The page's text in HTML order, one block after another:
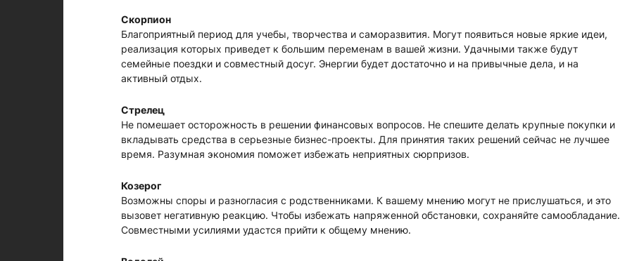
Скорпион
Благоприятный период для учебы, творчества и саморазвития. Могут появиться новые яркие идеи,
реализация которых приведет к большим переменам в вашей жизни. Удачными также будут
семейные поездки и совместный досуг. Энергии будет достаточно и на привычные дела, и на
активный отдых.
Стрелец
Не помешает осторожность в решении финансовых вопросов. Не спешите делать крупные покупки и
вкладывать средства в серьезные бизнес-проекты. Для принятия таких решений сейчас не лучшее
время. Разумная экономия поможет избежать неприятных сюрпризов.
Козерог
Возможны споры и разногласия с родственниками. К вашему мнению могут не прислушаться, и это
вызовет негативную реакцию. Чтобы избежать напряженной обстановки, сохраняйте самообладание.
Совместными усилиями удастся прийти к общему мнению.